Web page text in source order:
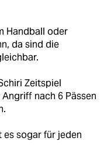
Handball oder
da sind die
Zeitspiel
nach 6 Pässen
sogar für jeden